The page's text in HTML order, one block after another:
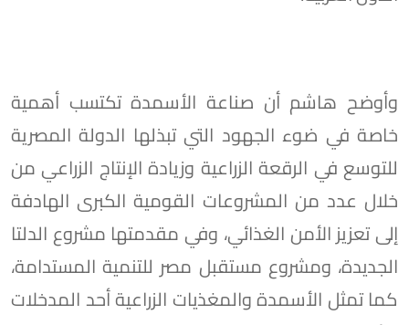
وأوضح هاشم أن صناعة الأسمدة تكتسب أهمية
خاصة في ضوء الجهود التي تبذلها الدولة المصرية
للتوسع في الرقعة الزراعية وزيادة الإنتاج الزراعي من
خلال عدد من المشروعات القومية الكبرى الهادفة
إلى تعزيز الأمن الغذائي، وفي مقدمتها مشروع الدلتا
الجديدة، ومشروع مستقبل مصر للتنمية المستدامة،
كما تمثل الأسمدة والمغذيات الزراعية أحد المدخلات